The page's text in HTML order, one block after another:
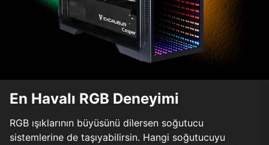
En Havalı RGB Deneyimi
RGB ışıklarının büyüsünü dilersen soğutucu
sistemlerine de taşıyabilirsin. Hangi soğutucuyu